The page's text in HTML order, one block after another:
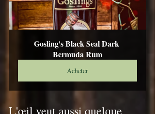
Gosling's Black Seal Dark
Bermuda Rum
Acheter
L'œil veut aussi quelque